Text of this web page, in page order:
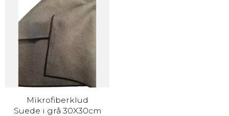
Mikrofiberklud
Suede i grå 30X30cm